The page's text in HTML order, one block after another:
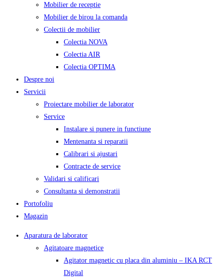
Mobilier de receptie
Mobilier de birou la comanda
Colectii de mobilier
Colectia NOVA
Colectia AIR
Colectia OPTIMA
Despre noi
Servicii
Proiectare mobilier de laborator
Service
Instalare si punere in functiune
Mentenanta si reparatii
Calibrari si ajustari
Contracte de service
Validari si calificari
Consultanta si demonstratii
Portofoliu
Magazin
Aparatura de laborator
Agitatoare magnetice
Agitator magnetic cu placa din aluminiu – IKA RCT
Digital